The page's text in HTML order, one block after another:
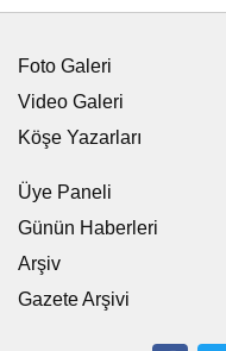
Foto Galeri
Video Galeri
Köşe Yazarları
Üye Paneli
Günün Haberleri
Arşiv
Gazete Arşivi